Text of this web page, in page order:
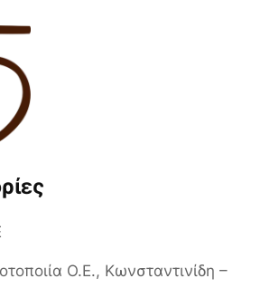
Ο.Ε., Κωνσταντινίδη –